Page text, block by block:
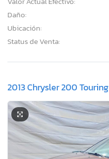
Daño:
Ubicación:
Status de Venta:
2013 Chrysler 200 Touring